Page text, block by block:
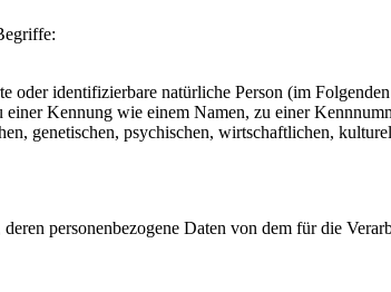
oder identifizierbare natürliche Person (im
Kennung wie einem Namen, zu einer
genetischen, psychischen, wirtschaftlichen,
personenbezogene Daten von dem für die